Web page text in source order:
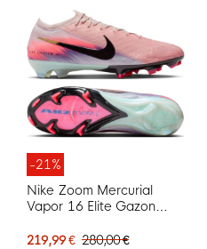
-21%
Nike Zoom Mercurial
Vapor 16 Elite Gazon
Foot (FG) Rose Bleu
219,99 € 280,00 €